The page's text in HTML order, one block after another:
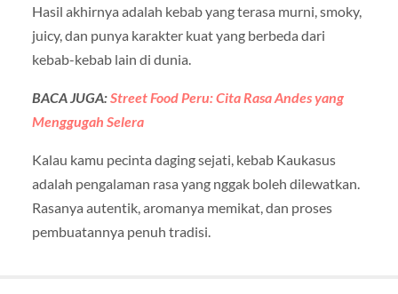
Hasil akhirnya adalah kebab yang terasa murni, smoky,
juicy, dan punya karakter kuat yang berbeda dari
kebab-kebab lain di dunia.
BACA JUGA:Street Food Peru: Cita Rasa Andes yang
Menggugah Selera
Kalau kamu pecinta daging sejati, kebab Kaukasus
adalah pengalaman rasa yang nggak boleh dilewatkan.
Rasanya autentik, aromanya memikat, dan proses
pembuatannya penuh tradisi.